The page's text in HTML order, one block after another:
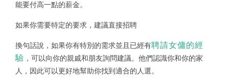
能要付高一點的薪金。
如果你需要特定的要求，建議直接招聘
換句話說，如果你有特別的需求並且已經有聘請女傭的經
驗 ，可以向你的親戚和朋友詢問建議。他們認識你和你的家
人，因此可以更好地幫助你找到適合的人選。